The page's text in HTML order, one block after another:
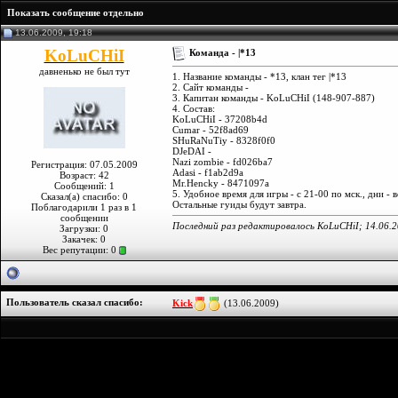
Показать сообщение отдельно
13.06.2009, 19:18
KoLuCHiI
давненько не был тут
Регистрация: 07.05.2009
Возраст: 42
Сообщений: 1
Сказал(а) спасибо: 0
Поблагодарили 1 раз в 1
сообщении
Загрузки: 0
Закачек: 0
Вес репутации: 0
Команда - |*13
1. Название команды - *13, клан тег |*13
2. Сайт команды -
3. Капитан команды - KoLuCHiI (148-907-887)
4. Состав:
KoLuCHiI - 37208b4d
Cumar - 52f8ad69
SHuRaNuTiy - 8328f0f0
DJeDAI -
Nazi zombie - fd026ba7
Adasi - f1ab2d9a
Mr.Hencky - 8471097a
5. Удобное время для игры - с 21-00 по мск., дни -
Остальные гуиды будут завтра.
Последний раз редактировалось KoLuCHiI;
Пользователь сказал cпасибо: Kick (13.06.2009)